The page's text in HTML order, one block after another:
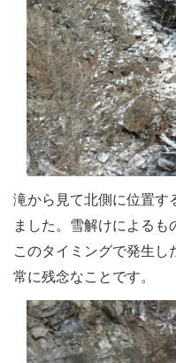
滝から見て北側に位置す
ました。雪解けによるも
このタイミングで発生し
常に残念なことです。